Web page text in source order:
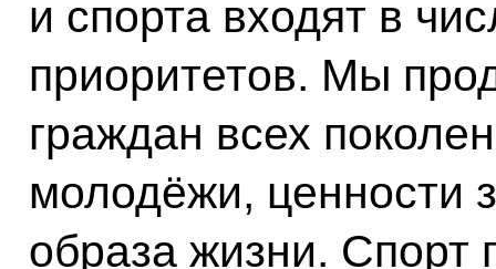
и спорта входят в
приоритетов. Мы
граждан всех
молодёжи, ценности
образа жизни. Спорт